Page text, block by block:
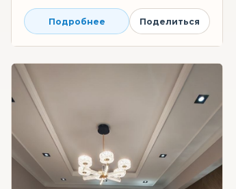
Подробнее Поделиться